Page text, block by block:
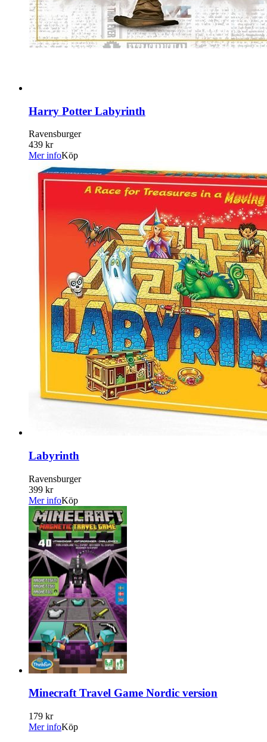
Harry Potter Labyrinth
Ravensburger
439 kr
Mer infoKöp
Labyrinth
Ravensburger
399 kr
Mer infoKöp
Minecraft Travel Game Nordic version
179 kr
Mer infoKöp